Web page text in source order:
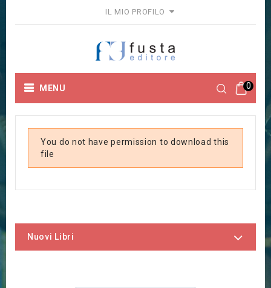
IL MIO PROFILO
0
MENU
You do not have permission to download this
file
Nuovi Libri